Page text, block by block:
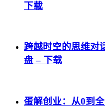
下载
跨越时空的思维对
盘 – 下载
蛋解创业：从0到